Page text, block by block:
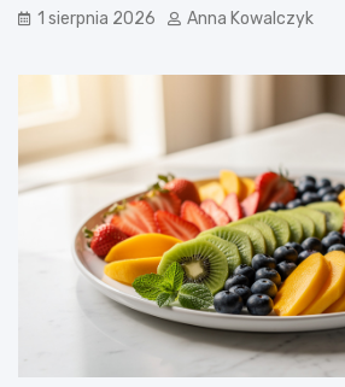
1 sierpnia 2026 Anna Kowalczyk